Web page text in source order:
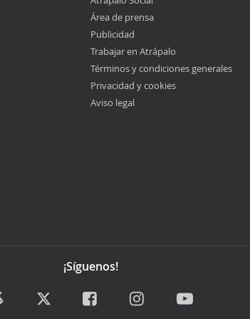
Área de prensa
Publicidad
Trabajar en Atrápalo
Términos y condiciones generales
Privacidad y cookies
Aviso legal
¡Síguenos!